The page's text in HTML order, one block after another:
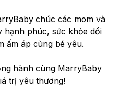
chúc các mom và
hạnh phúc, sức khỏe dồi
ấm áp cùng bé yêu.
hành cùng MarryBaby
trị yêu thương!